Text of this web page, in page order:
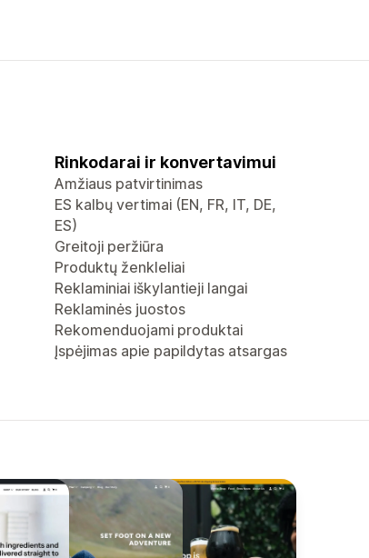
Rinkodarai ir konvertavimui
Amžiaus patvirtinimas
ES kalbų vertimai (EN, FR, IT, DE,
ES)
Greitoji peržiūra
Produktų ženkleliai
Reklaminiai iškylantieji langai
Reklaminės juostos
Rekomenduojami produktai
Įspėjimas apie papildytas atsargas